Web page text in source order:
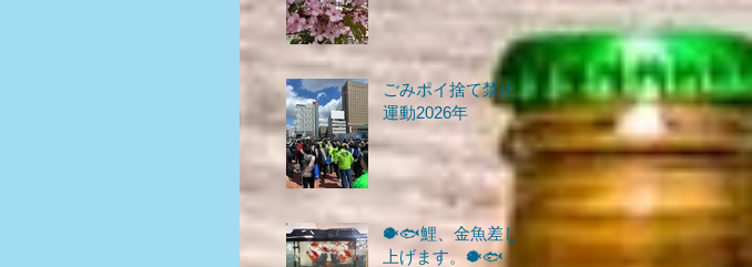
ごみポイ捨て禁止
運動2026年
🐡🐟鯉、金魚差し
上げます。🐡🐟